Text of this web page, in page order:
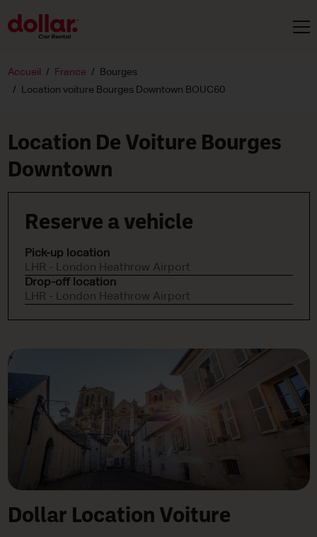
Accueil France
Bourges
Location voiture Bourges Downtown BOUC60
Location De Voiture Bourges
Downtown
Reserve a vehicle
Pick-up location
LHR - London Heathrow Airport
Drop-off location
LHR - London Heathrow Airport
Dollar Location Voiture